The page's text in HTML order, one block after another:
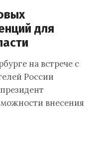
для
на встрече с
России
внесения